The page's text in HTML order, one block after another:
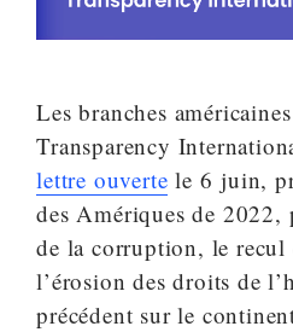
Les branches
Transparency
lettre ouverte le 6 juin,
des Amériques de 2022,
de la corruption, le recul
l’érosion des droits de
précédent sur le